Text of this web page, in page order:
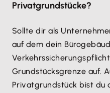
Privatgrundstücke?
Sollte dir als
auf dem dein
Grundstücksgrenze auf.
Privatgrundstück bist du